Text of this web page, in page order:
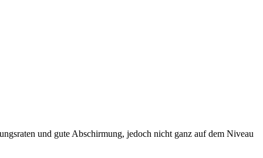
und gute Abschirmung, jedoch nicht ganz auf dem Niveau